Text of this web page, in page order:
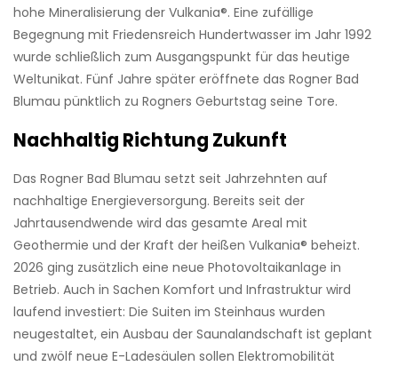
hohe Mineralisierung der Vulkania®. Eine zufällige
Begegnung mit Friedensreich Hundertwasser im Jahr 1992
wurde schließlich zum Ausgangspunkt für das heutige
Weltunikat. Fünf Jahre später eröffnete das Rogner Bad
Blumau pünktlich zu Rogners Geburtstag seine Tore.
Nachhaltig Richtung Zukunft
Das Rogner Bad Blumau setzt seit Jahrzehnten auf
nachhaltige Energieversorgung. Bereits seit der
Jahrtausendwende wird das gesamte Areal mit
Geothermie und der Kraft der heißen Vulkania® beheizt.
2026 ging zusätzlich eine neue Photovoltaikanlage in
Betrieb. Auch in Sachen Komfort und Infrastruktur wird
laufend investiert: Die Suiten im Steinhaus wurden
neugestaltet, ein Ausbau der Saunalandschaft ist geplant
und zwölf neue E-Ladesäulen sollen Elektromobilität